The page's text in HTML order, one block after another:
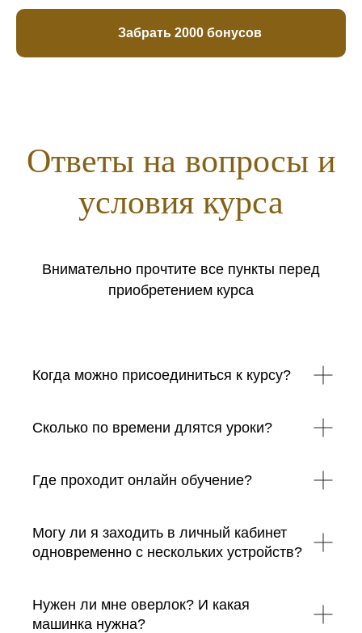
Забрать 2000 бонусов
Ответы на вопросы и
условия курса
Внимательно прочтите все пункты перед
приобретением курса
Когда можно присоединиться к курсу?
Сколько по времени длятся уроки?
Где проходит онлайн обучение?
Могу ли я заходить в личный кабинет
одновременно с нескольких устройств?
Нужен ли мне оверлок? И какая
машинка нужна?